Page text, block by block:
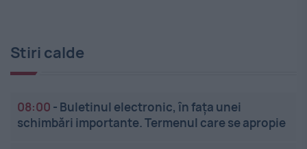
Stiri calde
08:00 - Buletinul electronic, în fața unei
schimbări importante. Termenul care se apropie